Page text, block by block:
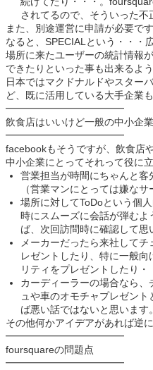
されてるので、そういった不
また、別途運営に申請が必要で
なると、SPECIALという・・・
場所に来たユーザーの統計情報
できたりといった事も出来るよう
日本ではマクドナルドやスター
ど、既に活用している大手企業
━━━━━━━━━━━━
飲食店はいいけど一般の中小企
━━━━━━━━━━━━
facebookもそうですが、飲食店
中小企業にとってそれって役に
営業担当が時間にちゃんと客
（営業マンにとっては嫌なサ
場所に対してToDoという個
時にスムーズに会話が弾む
ば、次回訪問時に確認して思
メーカーだったら来社して
レゼントしたり、特に一般
リティをプレゼントしたり・
カーディーラーの場合なら
ュや車のオモチャプレゼン
ば悪い話ではないと思います。
その他何かアイデアがあれば逆
━━━━━━━━━━━━
foursquareの問題点
━━━━━━━━━━━━